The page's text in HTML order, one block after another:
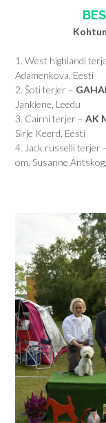
1. West highlandi
Adamenkova, Eesti
2. Šoti terjer –
Jankiene, Leedu
3. Cairni terjer – AK
Sirje Keerd, Eesti
4. Jack russelli terjer
om. Susanne